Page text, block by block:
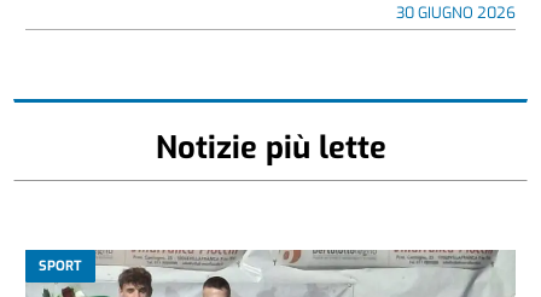
30 GIUGNO 2026
Notizie più lette
SPORT